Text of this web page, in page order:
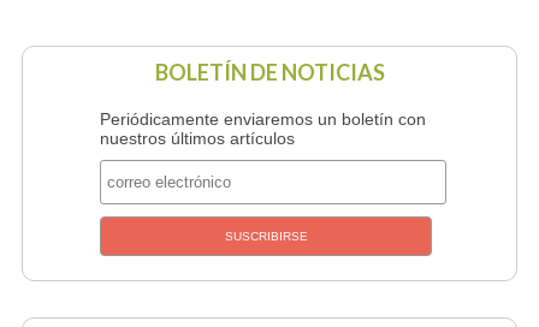
BOLETÍN DE NOTICIAS
Periódicamente enviaremos un boletín con
nuestros últimos artículos